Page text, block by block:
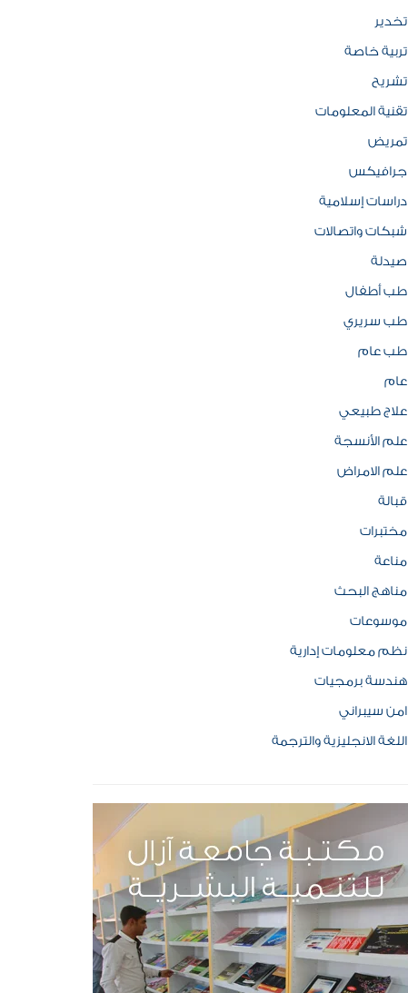
تخدير
تربية خاصة
تشريح
تقنية المعلومات
تمريض
جرافيكس
دراسات إسلامية
شبكات واتصالات
صيدلة
طب أطفال
طب سريري
طب عام
عام
علاج طبيعي
علم الأنسجة
علم الامراض
قبالة
مختبرات
مناعة
مناهج البحث
موسوعات
نظم معلومات إدارية
هندسة برمجيات
امن سيبراني
اللغة الانجليزية والترجمة